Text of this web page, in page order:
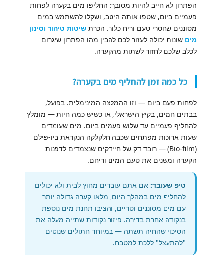
הפתרון לא חייב להיות מסובך: החליפו מים בקערה לפחות
פעמיים ביום, שטפו אותה היטב, ושקלו להשתמש במים
מסוננים שחסרי טעם וריח כלור. הכרת שיטות טיהור וסינון
מים שונות יכולה לעזור לכם להבין מהו הפתרון שיגרום
לכלב שלכם לחזור לשתות מהקערה.
כל כמה זמן להחליף מים בקערה?
לפחות פעם ביום — וזו ההמלצה המינימלית. בפועל,
בבתים חמים, בקיץ הישראלי, או כשיש כמה חיות — מומלץ
להחליף פעמיים עד שלוש פעמים ביום. מים שעומדים
שעות ארוכות מפתחים שכבה חלקלקה הנקראת ביו-פילם
(Bio-film) — רובד דק של חיידקים שנצמדים לדפנות
הקערה ומשנים את טעם המים וריחם.
טיפ שעובד: אם אתם עובדים מחוץ לבית ולא יכולים
להחליף מים במהלך היום, מלאו קערה גדולה יותר
עם מים מסוננים וטריים, והציבו תחנת מים נוספת
בנקודה אחרת בדירה. פיזור נקודות שתייה מעלה את
הסיכוי שהחיה תשתה — במיוחד חתולים שנוטים
"להתעצל" ללכת למטבח.